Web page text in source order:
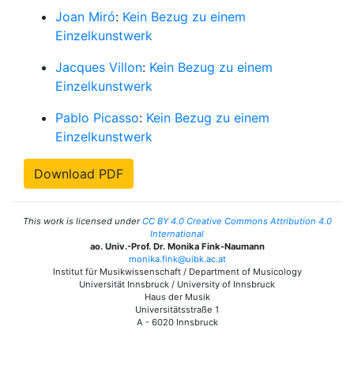
Joan Miró: Kein Bezug zu einem
Einzelkunstwerk
Jacques Villon: Kein Bezug zu einem
Einzelkunstwerk
Pablo Picasso: Kein Bezug zu einem
Einzelkunstwerk
Download PDF
This work is licensed underCC BY 4.0 Creative Commons Attribution 4.0
International
ao. Univ.-Prof. Dr. Monika Fink-Naumann
monika.fink@uibk.ac.at
Institut für Musikwissenschaft / Department of Musicology
Universität Innsbruck / University of Innsbruck
Haus der Musik
Universitätsstraße 1
A - 6020 Innsbruck